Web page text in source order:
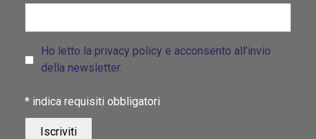
Ho letto la privacy policy e acconsento all’invio
della newsletter.
* indica requisiti obbligatori